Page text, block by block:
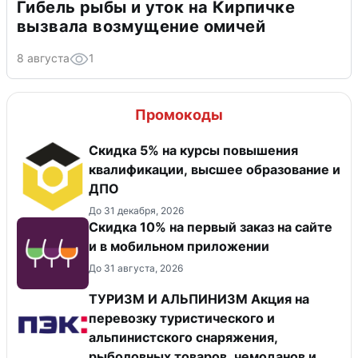
Гибель рыбы и уток на Кирпичке
вызвала возмущение омичей
8 августа 1
Промокоды
Скидка 5% на курсы повышения
квалификации, высшее образование и
ДПО
До 31 декабря, 2026
Скидка 10% на первый заказ на сайте
и в мобильном приложении
До 31 августа, 2026
ТУРИЗМ И АЛЬПИНИЗМ Акция на
перевозку туристического и
альпинистского снаряжения,